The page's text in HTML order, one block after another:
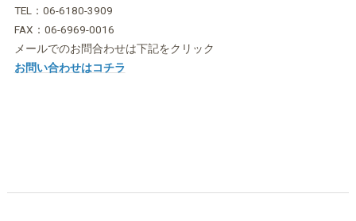
TEL：06-6180-3909
FAX：06-6969-0016
メールでのお問合わせは下記をクリック
お問い合わせはコチラ